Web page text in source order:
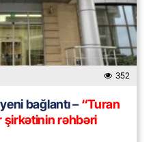
352
bağlantı –“Turan
şirkətinin rəhbəri